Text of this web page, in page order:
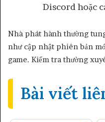
Discord hoặc
Nhà phát hành thường
như cập nhật phiên bản
game. Kiểm tra thường
Bài viết